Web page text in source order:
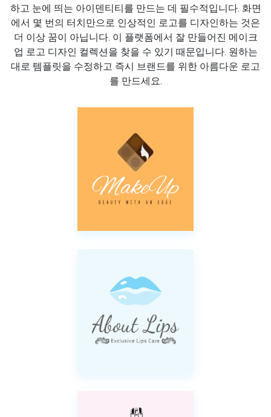
하고 눈에 띄는 아이덴티티를 만드는 데 필수적입니다. 화면
에서 몇 번의 터치만으로 인상적인 로고를 디자인하는 것은
더 이상 꿈이 아닙니다. 이 플랫폼에서 잘 만들어진 메이크
업 로고 디자인 컬렉션을 찾을 수 있기 때문입니다. 원하는
대로 템플릿을 수정하고 즉시 브랜드를 위한 아름다운 로고
를 만드세요.